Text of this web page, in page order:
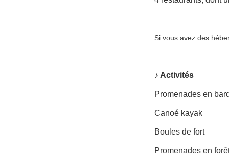
Si vous avez des
♪ Activités
Promenades en
Canoé kayak
Boules de fort
Promenades en